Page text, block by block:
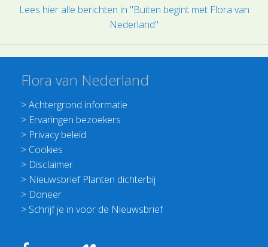
Lees hier alle berichten in "Buiten begint met Flora van
Nederland"
Flora van Nederland
>Achtergrond informatie
> Ervaringen bezoekers
> Privacy beleid
> Cookies
> Disclaimer
> Nieuwsbrief Planten dichterbij
> Doneer
> Schrijf je in voor de Nieuwsbrief